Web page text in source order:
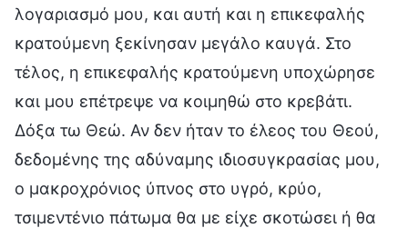
λογαριασμό μου, και αυτή και η επικεφαλής
κρατούμενη ξεκίνησαν μεγάλο καυγά. Στο
τέλος, η επικεφαλής κρατούμενη υποχώρησε
και μου επέτρεψε να κοιμηθώ στο κρεβάτι.
Δόξα τω Θεώ. Αν δεν ήταν το έλεος του Θεού,
δεδομένης της αδύναμης ιδιοσυγκρασίας μου,
ο μακροχρόνιος ύπνος στο υγρό, κρύο,
τσιμεντένιο πάτωμα θα με είχε σκοτώσει ή θα